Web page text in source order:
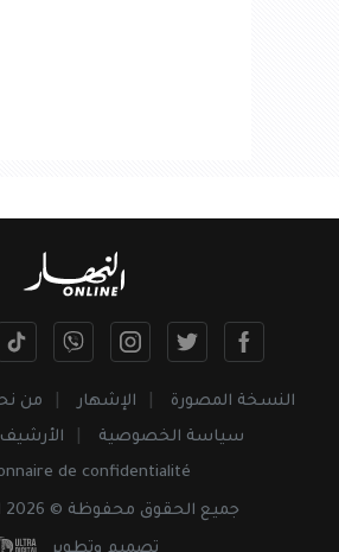
النسخة المصورة الإشهار من
سياسة الخصوصية
الأرشيف
de confidentialité
جميع الحقوق محفوظة © 2026 النهار أونلاين
تصميم وتطوير